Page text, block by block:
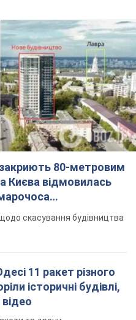
80-метровим
Києва відмовилась
скасування будівництва
11 ракет різного
історичні будівлі,
та дрони
посла
що сталося